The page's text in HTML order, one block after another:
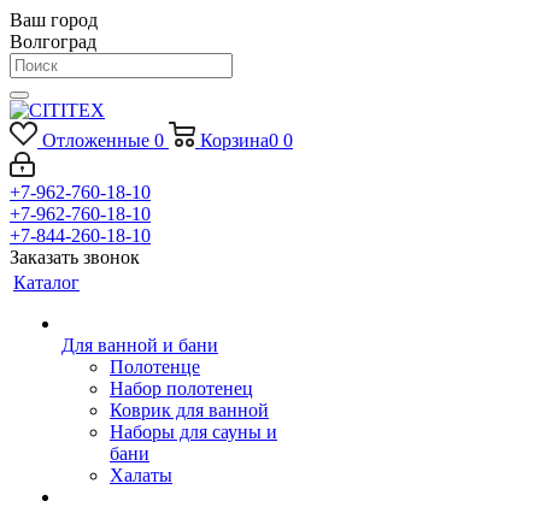
Ваш город
Волгоград
Отложенные 0 Корзина0 0
+7-962-760-18-10
+7-962-760-18-10
+7-844-260-18-10
Заказать звонок
Каталог
Для ванной и бани
Полотенце
Набор полотенец
Коврик для ванной
Наборы для сауны и
бани
Халаты